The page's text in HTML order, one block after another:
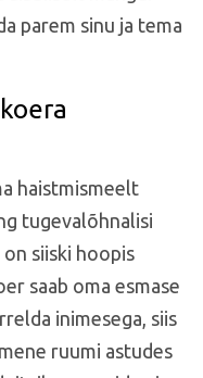
parem sinu ja tema
haistmismeelt
tugevalõhnalisi
siiski hoopis
saab oma esmase
inimesega, siis
ruumi astudes